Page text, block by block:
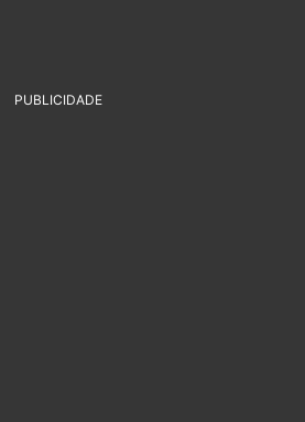
PUBLICIDADE